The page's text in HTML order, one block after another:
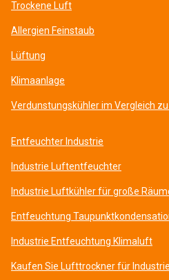
Trockene Luft
Allergien Feinstaub
Lüftung
Klimaanlage
Verdunstungskühler im Vergleich
Entfeuchter Industrie
Industrie Luftentfeuchter
Industrie Luftkühler für große
Entfeuchtung
Industrie Entfeuchtung Klimaluft
Kaufen Sie Lufttrockner für